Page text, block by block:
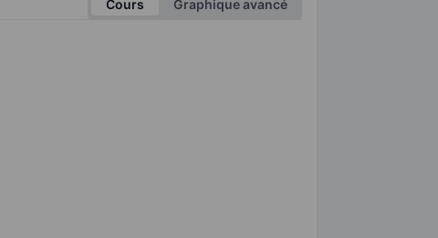
Cours Graphique avancé